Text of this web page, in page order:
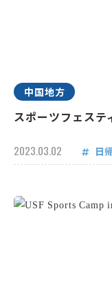
中国地方
スポーツフェス
2023.03.02 日